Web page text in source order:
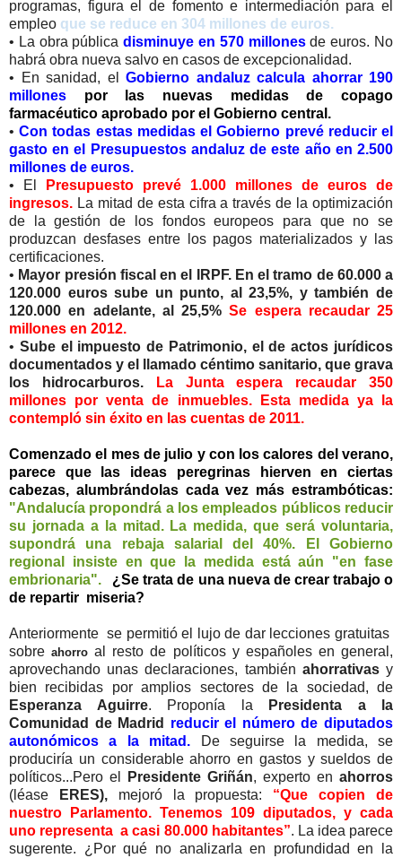
programas, figura el de fomento e intermediación para el
empleo que se reduce en 304 millones de euros.
• La obra públicadisminuye en 570 millonesde euros. No
habrá obra nueva salvo en casos de excepcionalidad.
• En sanidad, el Gobierno andaluz calcula ahorrar 190
millones por las nuevas medidas de copago
farmacéutico aprobado por el Gobierno central.
•Con todas estas medidas el Gobierno prevé reducir el
gasto en el Presupuestos andaluz de este año en 2.500
millones de euros.
• El
Presupuesto prevé 1.000 millones de euros de
ingresos. La mitad de esta cifra a través de la optimización
de la gestión de los fondos europeos para que no se
produzcan desfases entre los pagos materializados y las
certificaciones.
• Mayor presión fiscal en el IRPF. En el tramo de 60.000 a
120.000 euros sube un punto, al 23,5%, y también de
120.000 en adelante, al 25,5%Se espera recaudar 25
millones en 2012.
• Sube el impuesto de Patrimonio, el de actos jurídicos
documentados y el llamado céntimo sanitario, que grava
los hidrocarburos.
La Junta espera recaudar 350
millones por venta de inmuebles. Esta medida ya la
contempló sin éxito en las cuentas de 2011.
Comenzado el mes de julio y con los calores del verano,
parece que las ideas peregrinas hierven en ciertas
cabezas, alumbrándolas cada vez más estrambóticas:
"Andalucía propondrá a los empleados públicos reducir
su jornada a la mitad. La medida, que será voluntaria,
supondrá una rebaja salarial del 40%. El Gobierno
regional insiste en que la medida está aún "en fase
embrionaria".
¿Se trata de una nueva de crear trabajo o
de repartir miseria?
Anteriormente se permitió el lujo de dar lecciones gratuitas
sobreahorro al resto de políticos y españoles en general,
aprovechando unas declaraciones, también ahorrativasy
bien recibidas por amplios sectores de la sociedad, de
Esperanza Aguirre. Proponía la
Presidenta a la
Comunidad de Madrid
reducir el número de diputados
autonómicos a la mitad. De seguirse la medida, se
produciría un considerable ahorro en gastos y sueldos de
políticos...Pero el
Presidente Griñán, experto en ahorros
(léase
ERES),mejoró la propuesta: “Que copien de
nuestro Parlamento. Tenemos 109 diputados, y cada
uno representa a casi 80.000 habitantes”. La idea parece
sugerente. ¿Por qué no analizarla en profundidad en la